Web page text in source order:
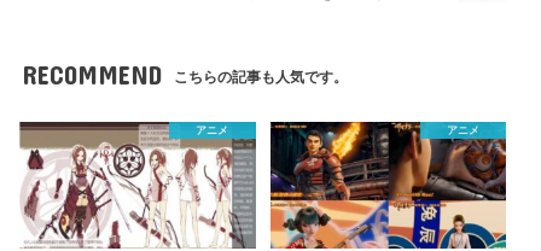
RECOMMEND こちらの記事も人気です。
アニメ アニメ